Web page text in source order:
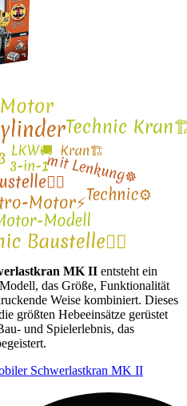
MK II entsteht ein
das Größe, Funktionalität
Weise kombiniert. Dieses
größten Hebeeinsätze gerüstet
und Spielerlebnis, das
Schwerlastkran MK II